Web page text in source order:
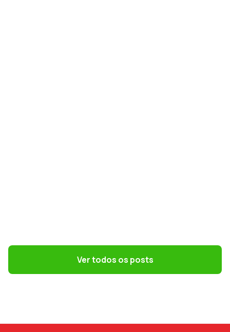
Terceirização: 7 riscos trabalhistas que o
DP precisa evitarVer todos os posts